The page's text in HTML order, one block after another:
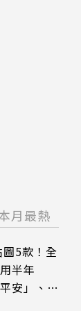
月最熱
5款！全
半年
安」、